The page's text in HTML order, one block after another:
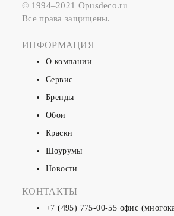
© 1994–2021 Opusdeco.ru
Все права защищены.
ИНФОРМАЦИЯ
О компании
Сервис
Бренды
Обои
Краски
Шоурумы
Новости
КОНТАКТЫ
+7 (495) 775-00-55 офис